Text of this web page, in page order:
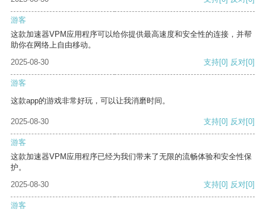
游客
这款加速器VPM应用程序可以给你提供最高速度和安全性的连接，并帮
助你在网络上自由移动。
2025-08-30
支持[0] 反对[0]
游客
这款app的游戏非常好玩，可以让我消磨时间。
2025-08-30 支持[0] 反对[0]
游客
这款加速器VPM应用程序已经为我们带来了无限的流畅体验和安全性保
护。
2025-08-30
支持[0] 反对[0]
游客